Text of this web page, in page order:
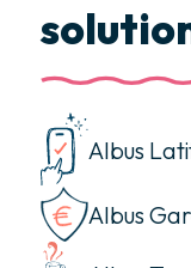
Albus
Albus